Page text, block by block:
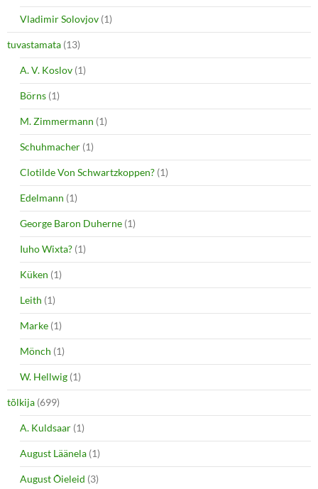
Vladimir Solovjov (1)
tuvastamata (13)
A. V. Koslov (1)
Börns (1)
M. Zimmermann (1)
Schuhmacher (1)
Clotilde Von Schwartzkoppen? (1)
Edelmann (1)
George Baron Duherne (1)
Iuho Wixta? (1)
Küken (1)
Leith (1)
Marke (1)
Mönch (1)
W. Hellwig (1)
tõlkija (699)
A. Kuldsaar (1)
August Läänela (1)
August Õieleid (3)